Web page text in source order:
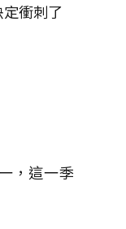
衝刺了
，這一季